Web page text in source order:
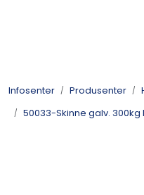
Infosenter Produsenter
50033-Skinne galv. 300kg